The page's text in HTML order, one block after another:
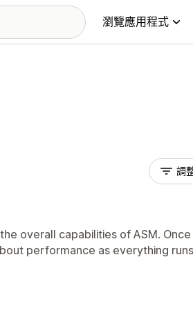
瀏覽應用程式
調
overall capabilities of ASM.
performance as everything